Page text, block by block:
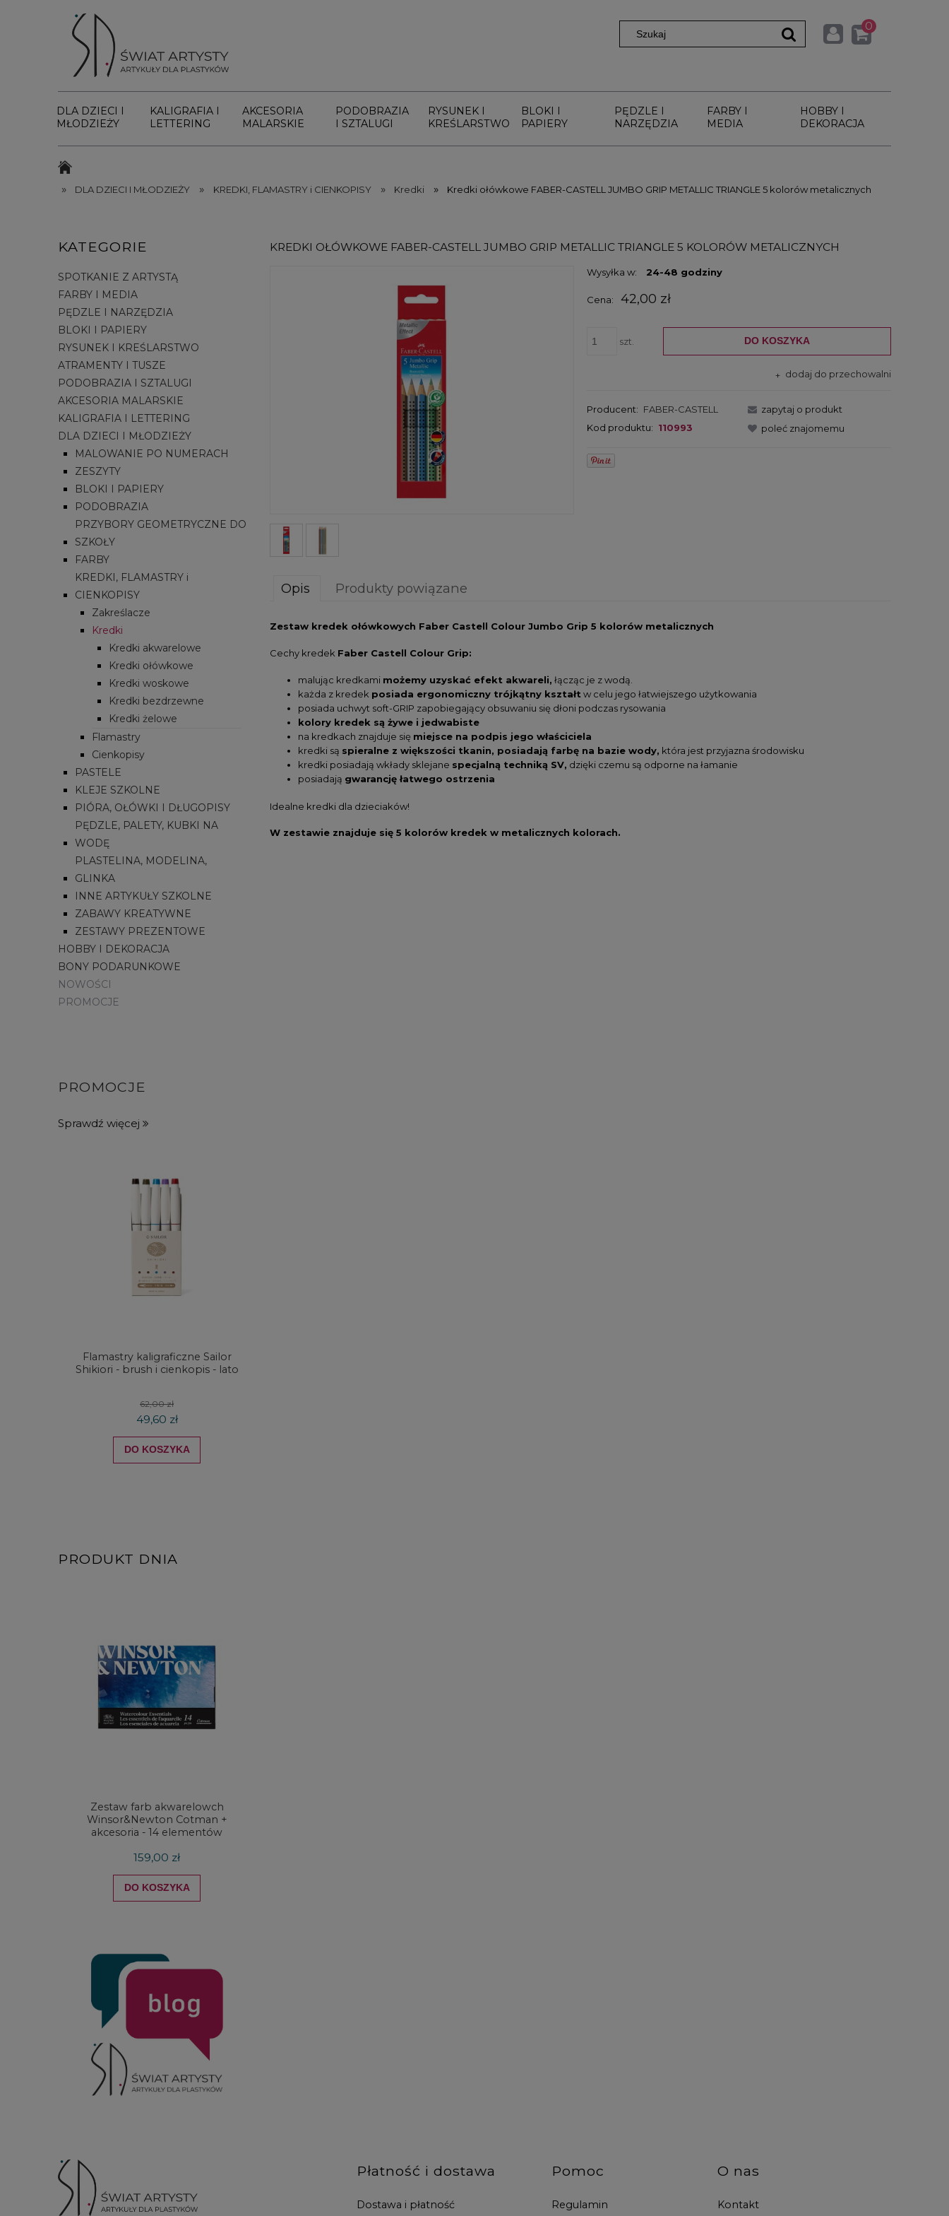
0
DLA DZIECI I
MŁODZIEŻY
KALIGRAFIA I
LETTERING
AKCESORIA
MALARSKIE
PODOBRAZIA
I SZTALUGI
RYSUNEK I
KREŚLARSTWO
BLOKI I
PAPIERY
PĘDZLE I
NARZĘDZIA
FARBY I
MEDIA
HOBBY I
DEKORACJA
» DLA DZIECI I MŁODZIEŻY » KREDKI, FLAMASTRY i CIENKOPISY » Kredki » Kredki ołówkowe FABER-CASTELL JUMBO GRIP METALLIC TRIANGLE 5 kolorów metalicznych
KATEGORIE
SPOTKANIE Z ARTYSTĄ
FARBY I MEDIA
PĘDZLE I NARZĘDZIA
BLOKI I PAPIERY
RYSUNEK I KREŚLARSTWO
ATRAMENTY I TUSZE
PODOBRAZIA I SZTALUGI
AKCESORIA MALARSKIE
KALIGRAFIA I LETTERING
DLA DZIECI I MŁODZIEŻY
MALOWANIE PO NUMERACH
ZESZYTY
BLOKI I PAPIERY
PODOBRAZIA
PRZYBORY GEOMETRYCZNE DO
SZKOŁY
FARBY
KREDKI, FLAMASTRY i
CIENKOPISY
Zakreślacze
Kredki
Kredki akwarelowe
Kredki ołówkowe
Kredki woskowe
Kredki bezdrzewne
Kredki żelowe
Flamastry
Cienkopisy
PASTELE
KLEJE SZKOLNE
PIÓRA, OŁÓWKI I DŁUGOPISY
PĘDZLE, PALETY, KUBKI NA
WODĘ
PLASTELINA, MODELINA,
GLINKA
INNE ARTYKUŁY SZKOLNE
ZABAWY KREATYWNE
ZESTAWY PREZENTOWE
HOBBY I DEKORACJA
BONY PODARUNKOWE
NOWOŚCI
PROMOCJE
PROMOCJE
Sprawdź więcej
Flamastry kaligraficzne Sailor
Shikiori - brush i cienkopis - lato
62,00 zł
49,60 zł
DO KOSZYKA
PRODUKT DNIA
Zestaw farb akwarelowch
Winsor&Newton Cotman +
akcesoria - 14 elementów
159,00 zł
DO KOSZYKA
KREDKI OŁÓWKOWE FABER-CASTELL JUMBO GRIP METALLIC TRIANGLE 5 KOLORÓW METALICZNYCH
Wysyłka w: 24-48 godziny
Cena: 42,00 zł
szt. DO KOSZYKA
dodaj do przechowalni
Producent: FABER-CASTELL
Kod produktu: 110993
zapytaj o produkt
poleć znajomemu
Opis Produkty powiązane
Zestaw kredek ołówkowych Faber Castell Colour Jumbo Grip 5 kolorów metalicznych
Cechy kredek Faber Castell Colour Grip:
malując kredkami możemy uzyskać efekt akwareli, łącząc je z wodą.
każda z kredek posiada ergonomiczny trójkątny kształtw celu jego łatwiejszego użytkowania
posiada uchwyt soft-GRIP zapobiegający obsuwaniu się dłoni podczas rysowania
kolory kredek są żywe i jedwabiste
na kredkach znajduje się miejsce na podpis jego właściciela
kredki są spieralne z większości tkanin, posiadają farbę na bazie wody, która jest przyjazna środowisku
kredki posiadają wkłady sklejane specjalną techniką SV, dzięki czemu są odporne na łamanie
posiadają gwarancję łatwego ostrzenia
Idealne kredki dla dzieciaków!
W zestawie znajduje się 5 kolorów kredek w metalicznych kolorach.
Płatność i dostawa
Dostawa i płatność
Pomoc
Regulamin
O nas
Kontakt